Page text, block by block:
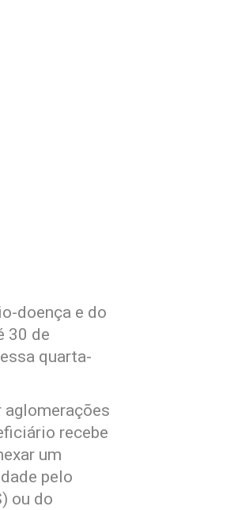
doença e do
30 de
quarta-
recebe
um
pelo
ou do